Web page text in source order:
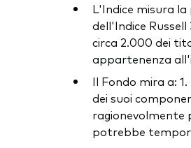
L'Indice misura
dell'Indice
circa 2.000 dei
appartenenza
Il Fondo mira a:
dei suoi
ragionevolmente
potrebbe